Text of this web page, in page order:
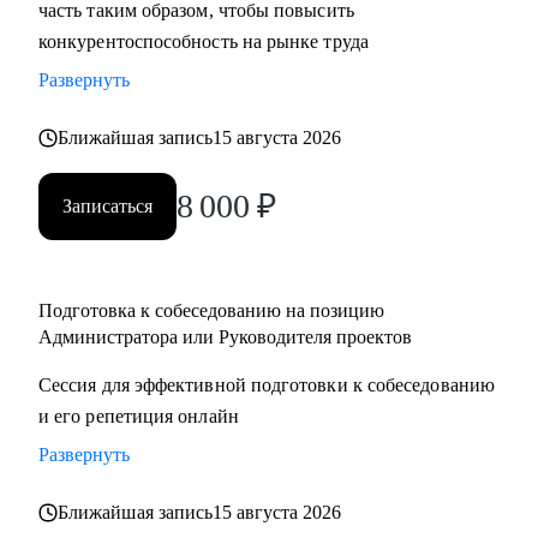
часть таким образом, чтобы повысить
конкурентоспособность на рынке труда
Развернуть
Ближайшая запись15 августа 2026
Записаться 8 000 ₽
Подготовка к собеседованию на позицию
Администратора или Руководителя проектов
Сессия для эффективной подготовки к собеседованию
и его репетиция онлайн
Развернуть
Ближайшая запись15 августа 2026